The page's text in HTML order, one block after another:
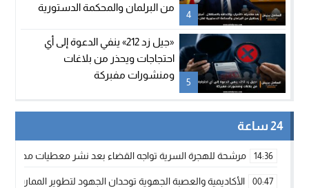
4
من البرلمان والمحكمة الدستورية
5
«جيل زد 212» ينفي الدعوة إلى أي
احتجاجات ويحذر من بلاغات
ومنشورات مفبركة
24 ساعة
14:36 مرشحة للهجرة السرية تواجه القضاء بعد نشر معطيات مضللة
00:47 الأكاديمية والعصبة الجهوية توحدان الجهود لتطوير الممارسة